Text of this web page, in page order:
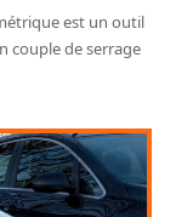
est un outil
couple de serrage